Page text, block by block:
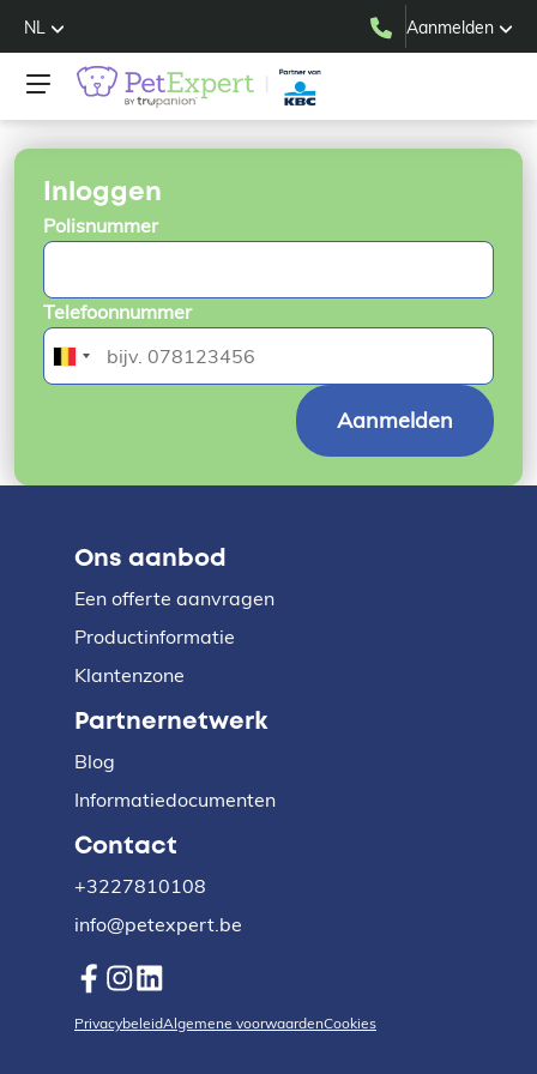
NL Aanmelden
Inloggen
Polisnummer
Telefoonnummer
Ons aanbod
Een offerte aanvragen
Productinformatie
Klantenzone
Partnernetwerk
Blog
Informatiedocumenten
Contact
+3227810108
info@petexpert.be
PrivacybeleidAlgemene voorwaardenCookies